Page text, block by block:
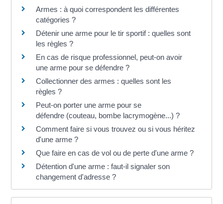
Armes : à quoi correspondent les différentes
catégories ?
Détenir une arme pour le tir sportif : quelles sont
les règles ?
En cas de risque professionnel, peut-on avoir
une arme pour se défendre ?
Collectionner des armes : quelles sont les
règles ?
Peut-on porter une arme pour se
défendre (couteau, bombe lacrymogène...) ?
Comment faire si vous trouvez ou si vous héritez
d'une arme ?
Que faire en cas de vol ou de perte d'une arme ?
Détention d'une arme : faut-il signaler son
changement d'adresse ?